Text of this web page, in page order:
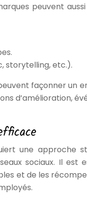
peuvent
storytelling, etc.).
façonner
d’amélioration,
une approche
sociaux. Il est
et de les